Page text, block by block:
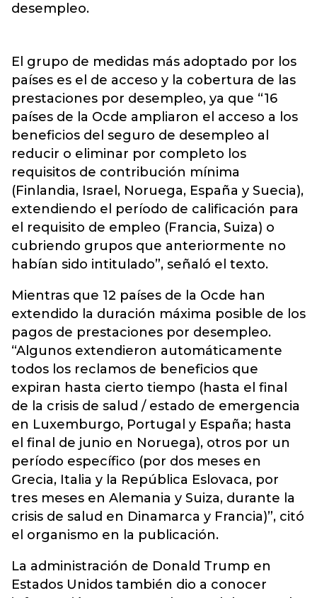
desempleo.
El grupo de medidas más adoptado por los
países es el de acceso y la cobertura de las
prestaciones por desempleo, ya que “16
países de la Ocde ampliaron el acceso a los
beneficios del seguro de desempleo al
reducir o eliminar por completo los
requisitos de contribución mínima
(Finlandia, Israel, Noruega, España y Suecia),
extendiendo el período de calificación para
el requisito de empleo (Francia, Suiza) o
cubriendo grupos que anteriormente no
habían sido intitulado”, señaló el texto.
Mientras que 12 países de la Ocde han
extendido la duración máxima posible de los
pagos de prestaciones por desempleo.
“Algunos extendieron automáticamente
todos los reclamos de beneficios que
expiran hasta cierto tiempo (hasta el final
de la crisis de salud / estado de emergencia
en Luxemburgo, Portugal y España; hasta
el final de junio en Noruega), otros por un
período específico (por dos meses en
Grecia, Italia y la República Eslovaca, por
tres meses en Alemania y Suiza, durante la
crisis de salud en Dinamarca y Francia)”, citó
el organismo en la publicación.
La administración de Donald Trump en
Estados Unidos también dio a conocer